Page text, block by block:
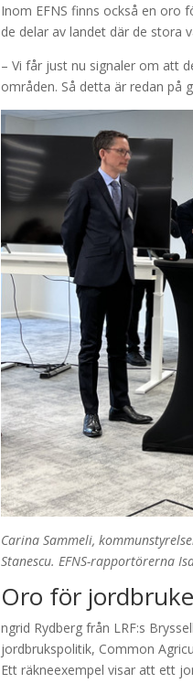
Inom EFNS finns också en oro
de delar av landet där de stora
– Vi får just nu signaler om att
områden. Så detta är redan på
Carina Sammeli,
Stanescu. EFNS-rapportörerna
Oro för
ngrid Rydberg från LRF:s
jordbrukspolitik, Common
Ett räkneexempel visar att ett